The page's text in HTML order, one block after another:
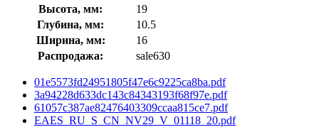
Высота, мм:
19
Глубина, мм:
10.5
Ширина, мм:
16
Распродажа:
sale630
01e5573fd24951805f47e6c9225ca8ba.pdf
3a94228d633dc143c84343193f68f97e.pdf
61057c387ae82476403309ccaa815ce7.pdf
EAES_RU_S_CN_NV29_V_01118_20.pdf